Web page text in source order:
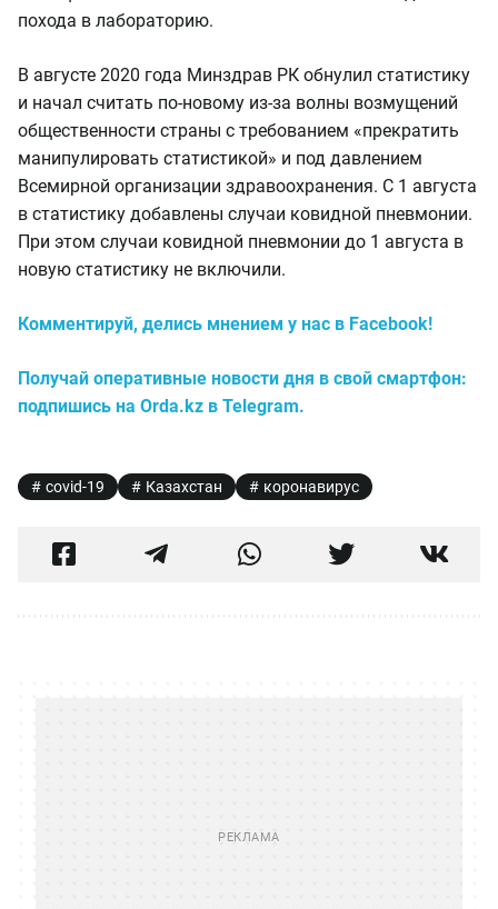
похода в лабораторию.
В августе 2020 года Минздрав РК обнулил статистику
и начал считать по-новому из-за волны возмущений
общественности страны с требованием «прекратить
манипулировать статистикой» и под давлением
Всемирной организации здравоохранения. С 1 августа
в статистику добавлены случаи ковидной пневмонии.
При этом случаи ковидной пневмонии до 1 августа в
новую статистику не включили.
Комментируй, делись мнением у нас в Facebook!
Получай оперативные новости дня в свой смартфон:
подпишись на Orda.kz в Telegram.
covid-19 Казахстан коронавирус